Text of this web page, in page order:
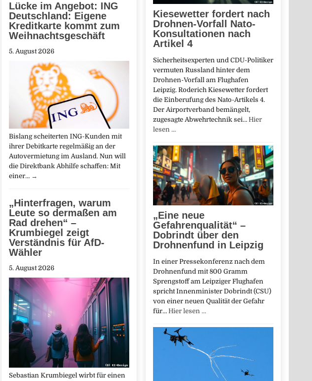
Kiesewetter fordert nach
Drohnen-Vorfall Nato-
Konsultationen nach
Artikel 4
Sicherheitsexperten und CDU-Politiker
vermuten Russland hinter dem
Drohnen-Vorfall am Flughafen
Leipzig. Roderich Kiesewetter fordert
die Einberufung des Nato-Artikels 4.
Der Airportverband bemängelt,
zugesagte Abwehrtechnik sei… Hier
lesen …
„Eine neue
Gefahrenqualität“ –
Dobrindt über den
Drohnenfund in Leipzig
In einer Pressekonferenz nach dem
Drohnenfund mit 800 Gramm
Sprengstoff am Leipziger Flughafen
spricht Innenminister Dobrindt (CSU)
von einer neuen Qualität der Gefahr
für… Hier lesen …
Lücke im Angebot: ING
Deutschland: Eigene
Kreditkarte kommt zum
Weihnachtsgeschäft
5. August 2026
Bislang scheiterten ING-Kunden mit
ihrer Debitkarte regelmäßig an der
Autovermietung im Ausland. Nun will
die Direktbank Abhilfe schaffen: Mit
einer… →
„Hinterfragen, warum
Leute so dermaßen am
Rad drehen“ –
Krumbiegel zeigt
Verständnis für AfD-
Wähler
5. August 2026
Sebastian Krumbiegel wirbt für einen